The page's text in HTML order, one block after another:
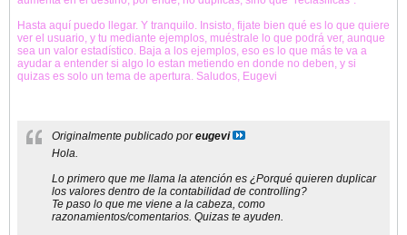
Hasta aquí puedo llegar. Y tranquilo. Insisto, fijate bien qué es lo que quiere
ver el usuario, y tu mediante ejemplos, muéstrale lo que podrá ver, aunque
sea un valor estadístico. Baja a los ejemplos, eso es lo que más te va a
ayudar a entender si algo lo estan metiendo en donde no deben, y si
quizas es solo un tema de apertura. Saludos, Eugevi
Originalmente publicado poreugevi
Hola.
Lo primero que me llama la atención es ¿Porqué quieren duplicar
los valores dentro de la contabilidad de controlling?
Te paso lo que me viene a la cabeza, como
razonamientos/comentarios. Quizas te ayuden.